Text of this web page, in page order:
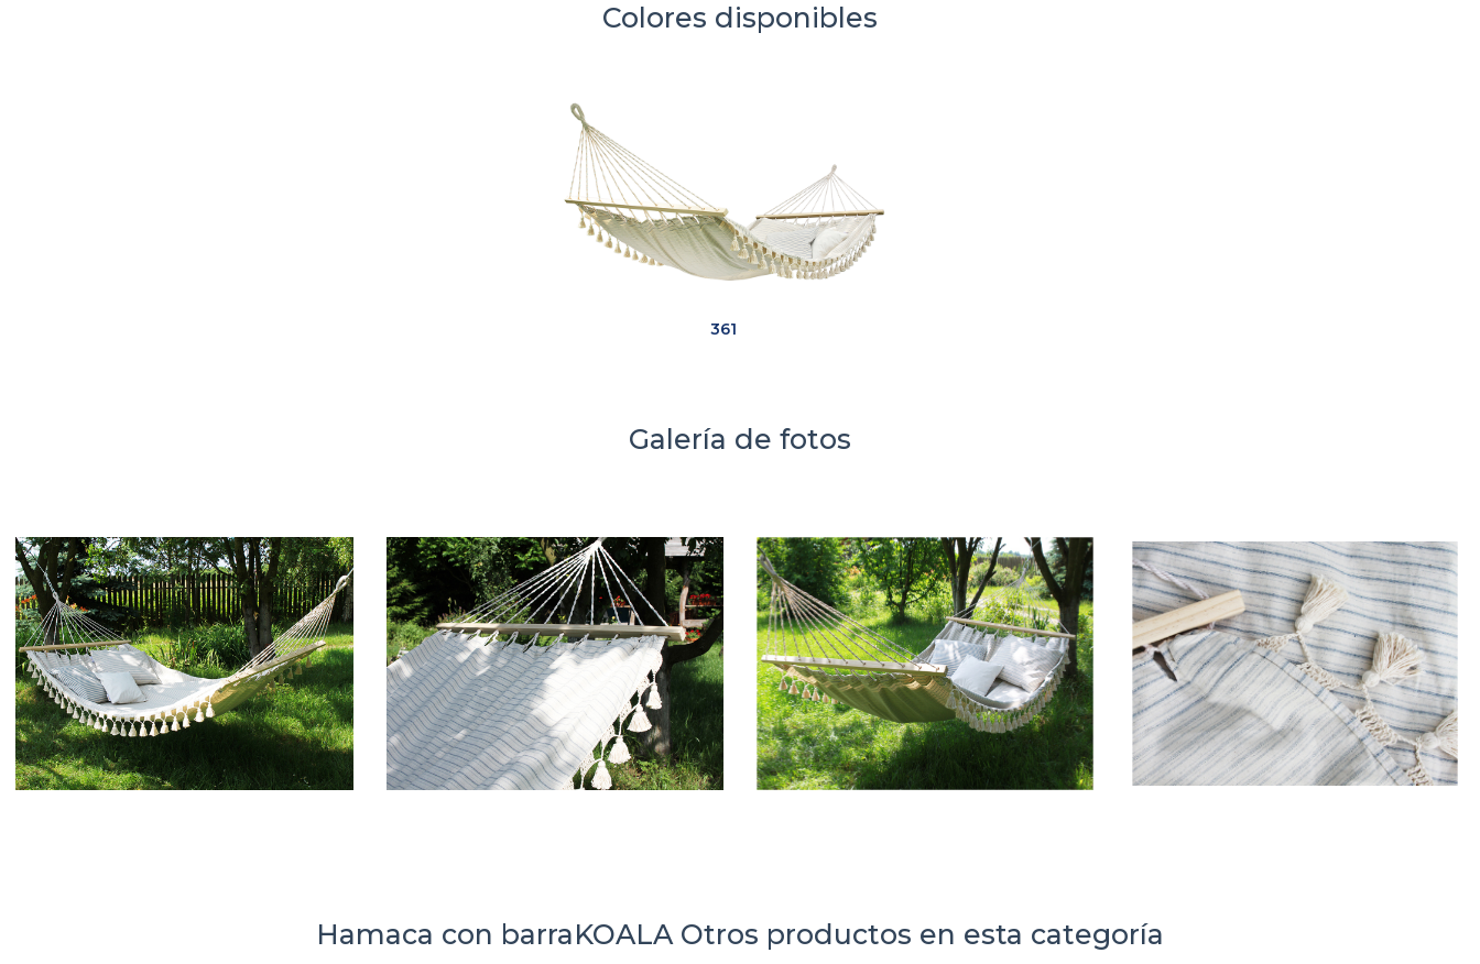
Colores disponibles
361
Galería de fotos
Hamaca con barraKOALA Otros productos en esta categoría